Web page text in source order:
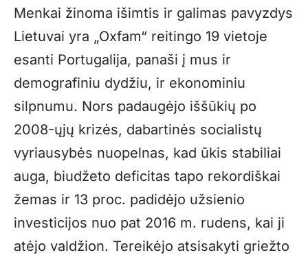
Menkai žinoma išimtis ir galimas pavyzdys
Lietuvai yra „Oxfam“ reitingo 19 vietoje
esanti Portugalija, panaši į mus ir
demografiniu dydžiu, ir ekonominiu
silpnumu. Nors padaugėjo iššūkių po
2008-ųjų krizės, dabartinės socialistų
vyriausybės nuopelnas, kad ūkis stabiliai
auga, biudžeto deficitas tapo rekordiškai
žemas ir 13 proc. padidėjo užsienio
investicijos nuo pat 2016 m. rudens, kai ji
atėjo valdžion. Tereikėjo atsisakyti griežto